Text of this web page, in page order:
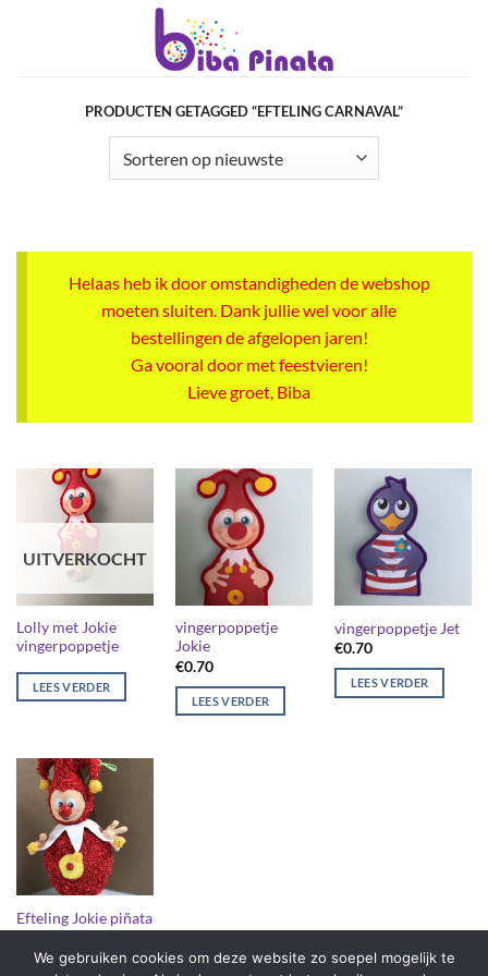
PRODUCTEN GETAGGED “EFTELING CARNAVAL”
Helaas heb ik door omstandigheden de webshop
moeten sluiten. Dank jullie wel voor alle
bestellingen de afgelopen jaren!
Ga vooral door met feestvieren!
Lieve groet, Biba
UITVERKOCHT
Lolly met Jokie
vingerpoppetje
LEES VERDER
vingerpoppetje
Jokie
€0.70
LEES VERDER
vingerpoppetje Jet
€0.70
LEES VERDER
Efteling Jokie piñata
LEES VERDER
We gebruiken cookies om deze website zo soepel mogelijk te